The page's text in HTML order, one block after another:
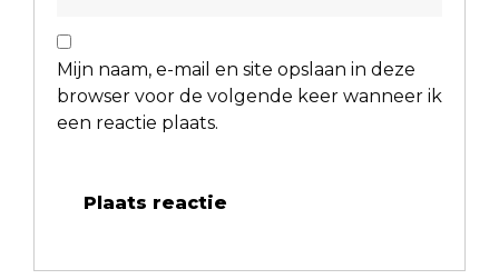
Mijn naam, e-mail en site opslaan in deze
browser voor de volgende keer wanneer ik
een reactie plaats.